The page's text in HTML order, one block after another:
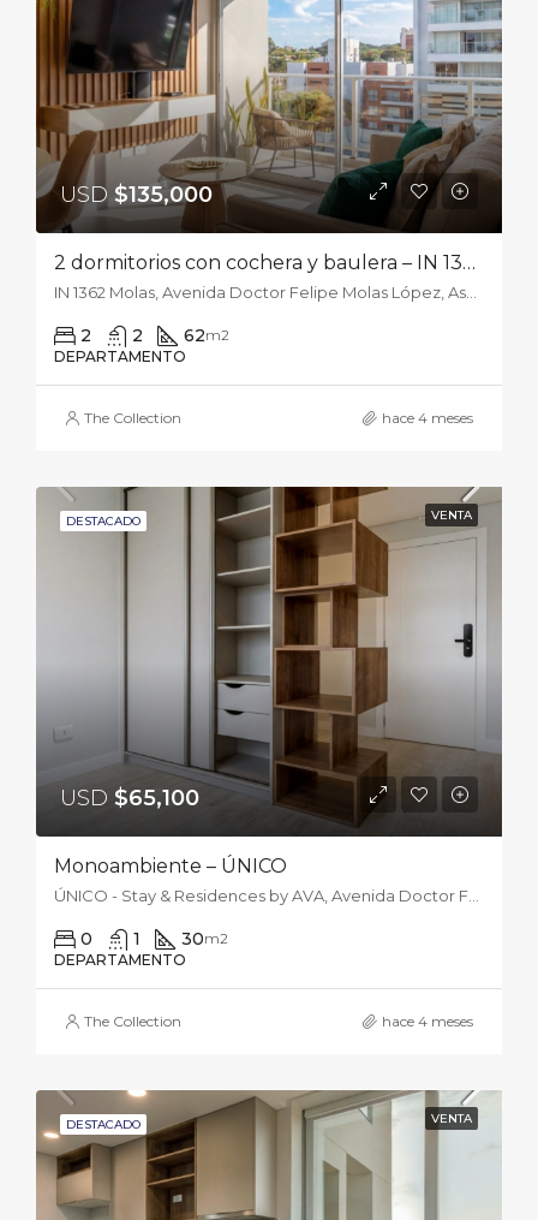
USD $135,000
2 dormitorios con cochera y baulera – IN 1362 Molas
2 2 62m2
DEPARTAMENTO
The Collection hace 4 meses
DESTACADO VENTA
USD $65,100
Monoambiente – ÚNICO
0 1 30m2
DEPARTAMENTO
The Collection hace 4 meses
DESTACADO VENTA